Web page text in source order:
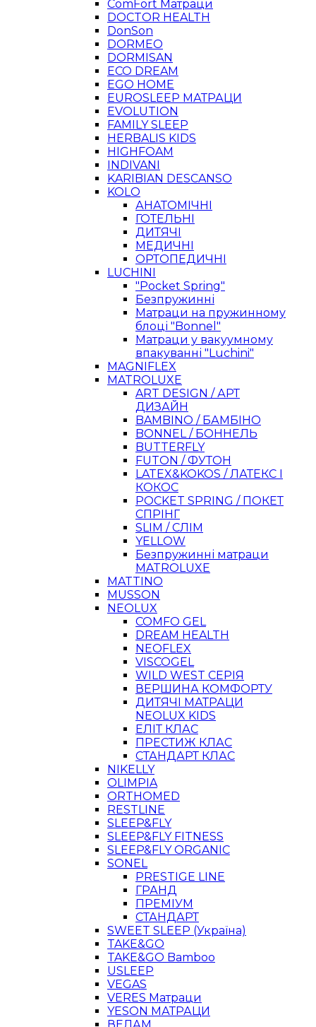
ComFort Матраци
DOCTOR HEALTH
DonSon
DORMEO
DORMISAN
ECO DREAM
EGO HOME
EUROSLEEP МАТРАЦИ
EVOLUTION
FAMILY SLEEP
HERBALIS KIDS
HIGHFOAM
INDIVANI
KARIBIAN DESCANSO
KOLO
АНАТОМІЧНІ
ГОТЕЛЬНІ
ДИТЯЧІ
МЕДИЧНІ
ОРТОПЕДИЧНІ
LUCHINI
"Pocket Spring"
Безпружинні
Матраци на пружинному
блоці "Bonnel"
Матраци у вакуумному
впакуванні "Luchini"
MAGNIFLEX
MATROLUXE
ART DESIGN / АРТ
ДИЗАЙН
BAMBINO / БАМБІНО
BONNEL / БОННЕЛЬ
BUTTERFLY
FUTON / ФУТОН
LATEX&KOKOS / ЛАТЕКС І
КОКОС
POCKET SPRING / ПОКЕТ
СПРІНГ
SLIM / СЛІМ
YELLOW
Безпружинні матраци
MATROLUXE
MATTINO
MUSSON
NEOLUX
COMFO GEL
DREAM HEALTH
NEOFLEX
VISCOGEL
WILD WEST СЕРІЯ
ВЕРШИНА КОМФОРТУ
ДИТЯЧІ МАТРАЦИ
NEOLUX KIDS
ЕЛІТ КЛАС
ПРЕСТИЖ КЛАС
СТАНДАРТ КЛАС
NIKELLY
OLIMPIA
ORTHOMED
RESTLINE
SLEEP&FLY
SLEEP&FLY FITNESS
SLEEP&FLY ORGANIC
SONEL
PRESTIGE LINE
ГРАНД
ПРЕМІУМ
СТАНДАРТ
SWEET SLEEP (Україна)
TAKE&GO
TAKE&GO Bamboo
USLEEP
VEGAS
VERES Матраци
YESON МАТРАЦИ